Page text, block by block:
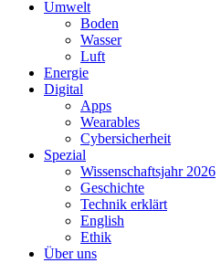
Umwelt
Boden
Wasser
Luft
Energie
Digital
Apps
Wearables
Cybersicherheit
Spezial
Wissenschaftsjahr 2026
Geschichte
Technik erklärt
English
Ethik
Über uns